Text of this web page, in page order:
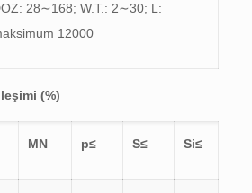
28∼168; W.T.: 2∼30; L:
12000
(%)
MN p≤ S≤ Si≤